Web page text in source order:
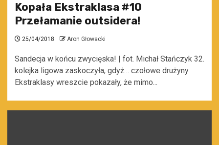
Kopała Ekstraklasa #10
Przełamanie outsidera!
25/04/2018 Aron Głowacki
Sandecja w końcu zwycięska! | fot. Michał Stańczyk 32.
kolejka ligowa zaskoczyła, gdyż… czołowe drużyny
Ekstraklasy wreszcie pokazały, że mimo...